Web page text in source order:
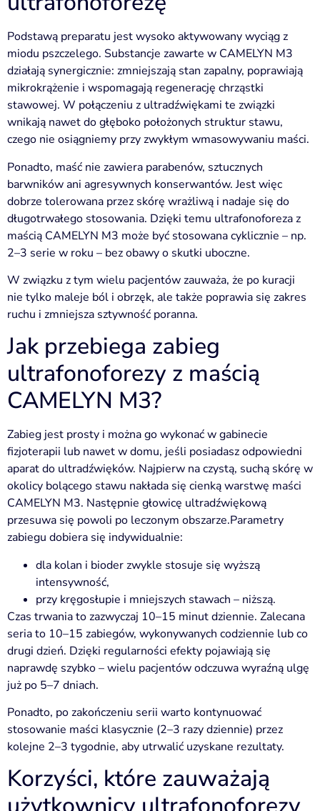
Podstawą preparatu jest wysoko aktywowany wyciąg z
miodu pszczelego. Substancje zawarte w CAMELYN M3
działają synergicznie: zmniejszają stan zapalny, poprawiają
mikrokrążenie i wspomagają regenerację chrząstki
stawowej. W połączeniu z ultradźwiękami te związki
wnikają nawet do głęboko położonych struktur stawu,
czego nie osiągniemy przy zwykłym wmasowywaniu maści.
Ponadto, maść nie zawiera parabenów, sztucznych
barwników ani agresywnych konserwantów. Jest więc
dobrze tolerowana przez skórę wrażliwą i nadaje się do
długotrwałego stosowania. Dzięki temu ultrafonoforeza z
maścią CAMELYN M3 może być stosowana cyklicznie – np.
2–3 serie w roku – bez obawy o skutki uboczne.
W związku z tym wielu pacjentów zauważa, że po kuracji
nie tylko maleje ból i obrzęk, ale także poprawia się zakres
ruchu i zmniejsza sztywność poranna.
Jak przebiega zabieg
ultrafonoforezy z maścią
CAMELYN M3?
Zabieg jest prosty i można go wykonać w gabinecie
fizjoterapii lub nawet w domu, jeśli posiadasz odpowiedni
aparat do ultradźwięków. Najpierw na czystą, suchą skórę w
okolicy bolącego stawu nakłada się cienką warstwę maści
CAMELYN M3. Następnie głowicę ultradźwiękową
przesuwa się powoli po leczonym obszarze.Parametry
zabiegu dobiera się indywidualnie:
dla kolan i bioder zwykle stosuje się wyższą
intensywność,
przy kręgosłupie i mniejszych stawach – niższą.
Czas trwania to zazwyczaj 10–15 minut dziennie. Zalecana
seria to 10–15 zabiegów, wykonywanych codziennie lub co
drugi dzień. Dzięki regularności efekty pojawiają się
naprawdę szybko – wielu pacjentów odczuwa wyraźną ulgę
już po 5–7 dniach.
Ponadto, po zakończeniu serii warto kontynuować
stosowanie maści klasycznie (2–3 razy dziennie) przez
kolejne 2–3 tygodnie, aby utrwalić uzyskane rezultaty.
Korzyści, które zauważają